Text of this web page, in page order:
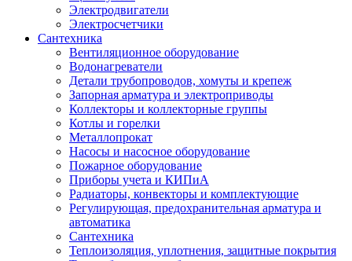
Электродвигатели
Электросчетчики
Сантехника
Вентиляционное оборудование
Водонагреватели
Детали трубопроводов, хомуты и крепеж
Запорная арматура и электроприводы
Коллекторы и коллекторные группы
Котлы и горелки
Металлопрокат
Насосы и насосное оборудование
Пожарное оборудование
Приборы учета и КИПиА
Радиаторы, конвекторы и комплектующие
Регулирующая, предохранительная арматура и
автоматика
Сантехника
Теплоизоляция, уплотнения, защитные покрытия